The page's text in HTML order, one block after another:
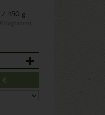
/ 450 g
€